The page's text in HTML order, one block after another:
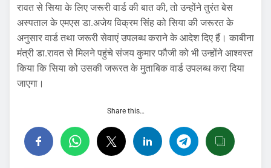
रावत से सिया के लिए जरूरी वार्ड की बात की, तो उन्होंने तुरंत बेस
अस्पताल के एमएस डा.अजेय विक्रम सिंह को सिया की जरूरत के
अनुसार वार्ड तथा जरूरी सेवाएं उपलब्ध कराने के आदेश दिए हैं। काबीना
मंत्री डा.रावत से मिलने पहुंचे संजय कुमार फौजी को भी उन्होंने आश्वस्त
किया कि सिया को उसकी जरूरत के मुताबिक वार्ड उपलब्ध करा दिया
जाएगा।
Share this…